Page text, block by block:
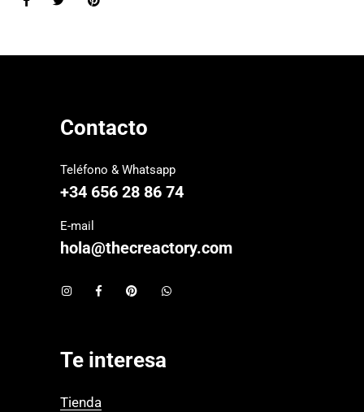
Contacto
Teléfono & Whatsapp
+34 656 28 86 74
E-mail
hola@thecreactory.com
Te interesa
Tienda